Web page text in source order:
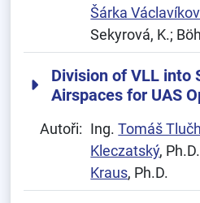
Šárka
Sekyrová, K.;
Division of VLL into
Airspaces for UAS
Autoři: Ing.Tomáš
Kleczatský,
Kraus, Ph.D.